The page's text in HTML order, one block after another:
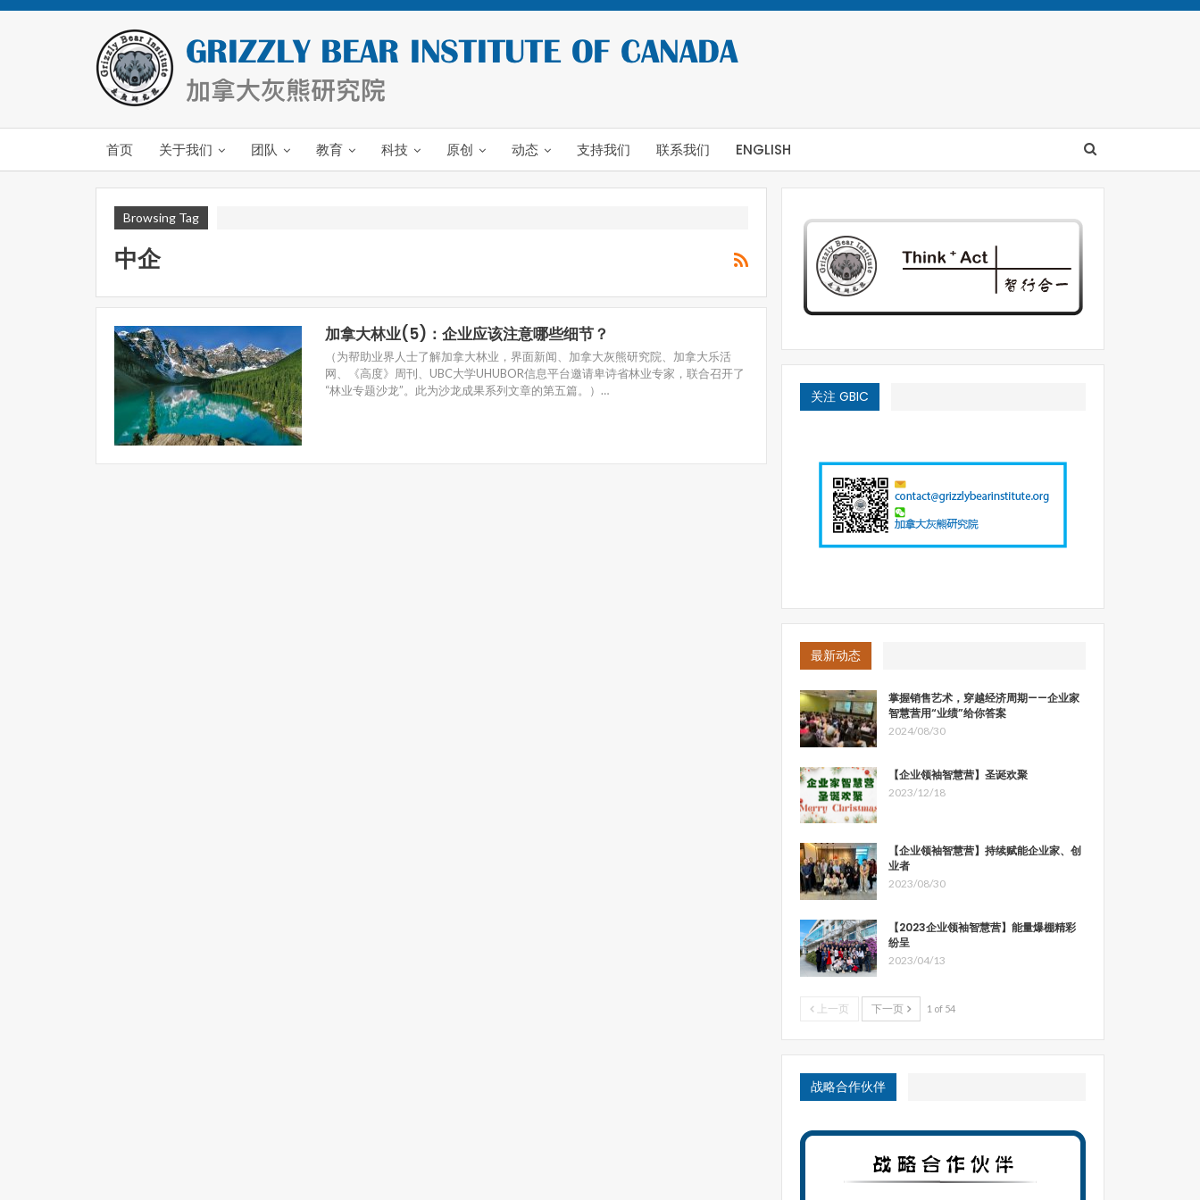
首页 关于我们 团队 教育 科技 原创 动态 支持我们 联系我们 ENGLISH
Browsing Tag
中企
加拿大林业(5)：企业应该注意哪些细节？
（为帮助业界人士了解加拿大林业，界面新闻、加拿大灰熊研究院、加拿大乐活
网、《高度》周刊、UBC大学UHUBOR信息平台邀请卑诗省林业专家，联合召开了
“林业专题沙龙”。此为沙龙成果系列文章的第五篇。）…
关注 GBIC
最新动态
掌握销售艺术，穿越经济周期——企业家
智慧营用“业绩”给你答案
2024/08/30
【企业领袖智慧营】圣诞欢聚
2023/12/18
【企业领袖智慧营】持续赋能企业家、创
业者
2023/08/30
【2023企业领袖智慧营】能量爆棚精彩
纷呈
2023/04/13
上一页 下一页 1 of 54
战略合作伙伴